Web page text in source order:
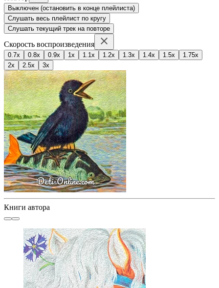
Выключен (остановить в конце плейлиста)
Слушать весь плейлист по кругу
Слушать текущий трек на повторе
Скорость воспроизведения
0.7x 0.8x 0.9x 1x 1.1x 1.2x 1.3x 1.4x 1.5x
1.75x
2x
2.5x 3x
Книги автора